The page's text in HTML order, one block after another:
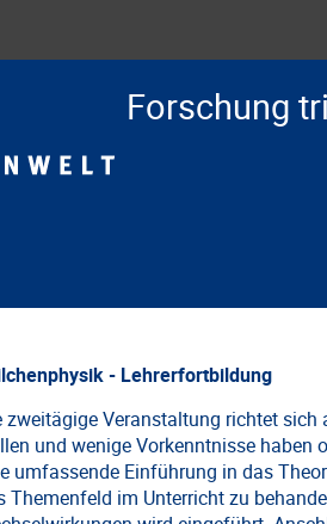
Forschung
- Lehrerfortbildung
zweitägige Veranstaltung richtet
und wenige Vorkenntnisse haben
umfassende Einführung in das
Themenfeld im Unterricht zu